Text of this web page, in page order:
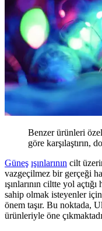
Benzer ürünleri
göre karşılaştırın,
Güneş ışınlarının cilt
vazgeçilmez bir gerçeği
ışınlarının ciltte yol
sahip olmak isteyenler
önem taşır. Bu noktada,
ürünleriyle öne